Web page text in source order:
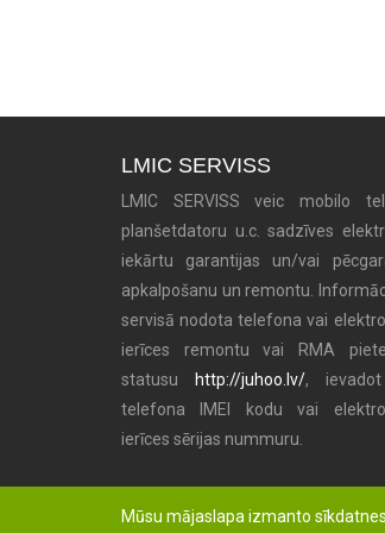
LMIC SERVISS
LMIC SERVISS veic mobilo
planšetdatoru u.c. sadzīves
iekārtu garantijas un/vai
apkalpošanu un remontu.
servisā nodota telefona vai
ierīces remontu vai RMA
statusu
http://juhoo.lv/,
telefona IMEI kodu vai
ierīces sērijas nummuru.
Mūsu mājaslapa izmanto